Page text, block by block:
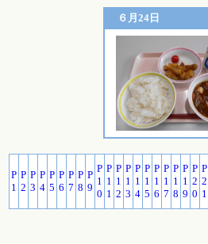
６月24日
P
1
P
2
P
3
P
4
P
5
P
6
P
7
P
8
P
9
P
1
0
P
1
1
P
1
2
P
1
3
P
1
4
P
1
5
P
1
6
P
1
7
P
1
8
P
1
9
P
2
0
P
2
1